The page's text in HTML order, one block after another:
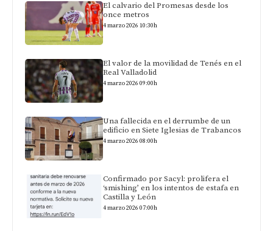
El calvario del Promesas desde los
once metros
4 marzo 2026 10:30h
El valor de la movilidad de Tenés en el
Real Valladolid
4 marzo 2026 09:00h
Una fallecida en el derrumbe de un
edificio en Siete Iglesias de Trabancos
4 marzo 2026 08:00h
Confirmado por Sacyl: prolifera el
‘smishing’ en los intentos de estafa en
Castilla y León
4 marzo 2026 07:00h